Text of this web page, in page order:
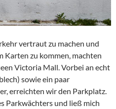
vertraut zu machen und
Karten zu kommen, machten
Victoria Mall. Vorbei an echt
sowie ein paar
erreichten wir den Parkplatz.
Parkwächters und ließ mich